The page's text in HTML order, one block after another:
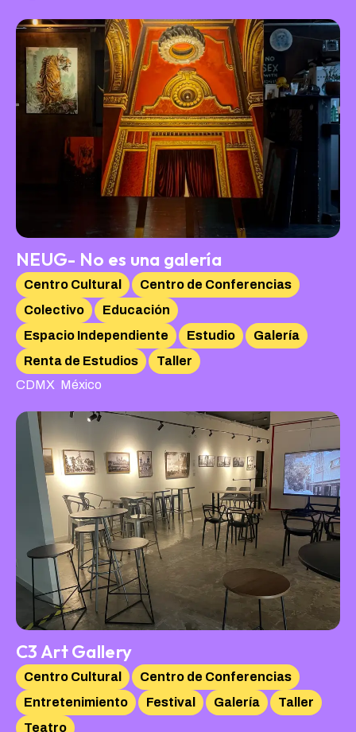
NEUG- No es una galería
Centro Cultural
Centro de Conferencias
Colectivo
Educación
Espacio Independiente
Estudio
Galería
Renta de Estudios
Taller
CDMX México
C3 Art Gallery
Centro Cultural
Centro de Conferencias
Entretenimiento
Festival Galería
Taller
Teatro